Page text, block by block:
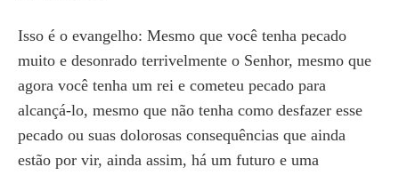
Isso é o evangelho: Mesmo que você tenha pecado
muito e desonrado terrivelmente o Senhor, mesmo que
agora você tenha um rei e cometeu pecado para
alcançá-lo, mesmo que não tenha como desfazer esse
pecado ou suas dolorosas consequências que ainda
estão por vir, ainda assim, há um futuro e uma